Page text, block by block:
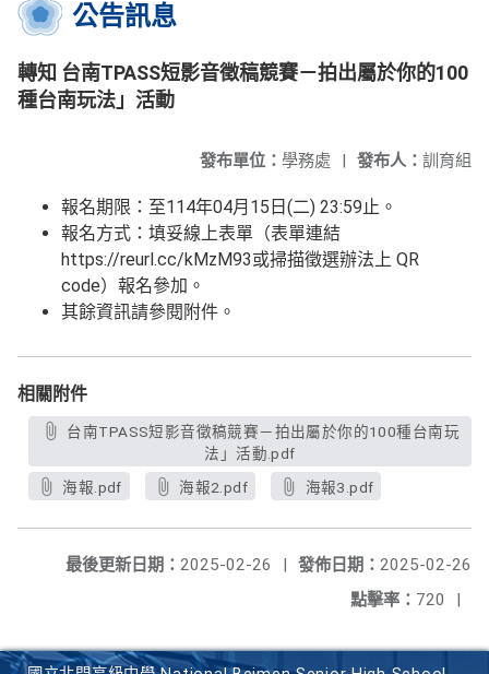
公告訊息
轉知 台南TPASS短影音徵稿競賽－拍出屬於你的100
種台南玩法」活動
發布人： 訓育組
發布單位： 學務處 |
報名期限：至114年04月15日(二) 23:59止。
報名方式：填妥線上表單（表單連結
https://reurl.cc/kMzM93或掃描徵選辦法上 QR
code）報名參加。
其餘資訊請參閱附件。
相關附件
法」活動.pdf
海報.pdf
海報2.pdf 海報3.pdf
發佈日期： 2025-02-26
最後更新日期： 2025-02-26
|
點擊率： 720 |